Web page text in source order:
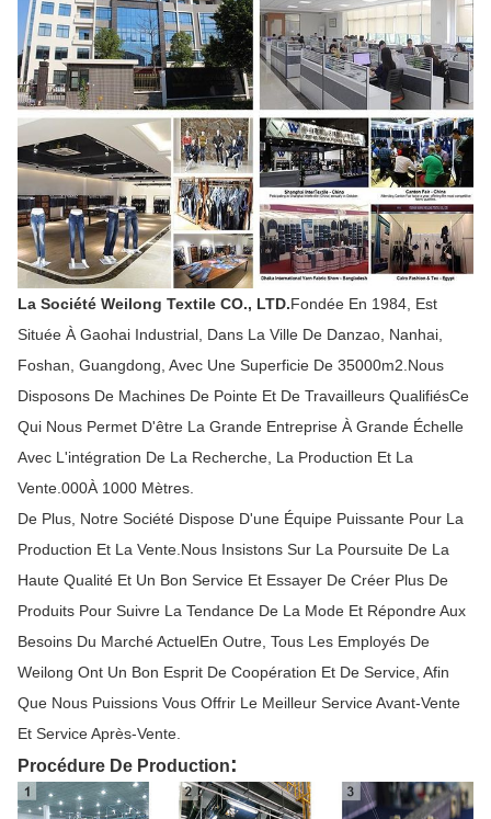
La Société Weilong Textile CO., LTD.Fondée En 1984, Est
Située À Gaohai Industrial, Dans La Ville De Danzao, Nanhai,
Foshan, Guangdong, Avec Une Superficie De 35000m2.Nous
Disposons De Machines De Pointe Et De Travailleurs QualifiésCe
Qui Nous Permet D'être La Grande Entreprise À Grande Échelle
Avec L'intégration De La Recherche, La Production Et La
Vente.000À 1000 Mètres.
De Plus, Notre Société Dispose D'une Équipe Puissante Pour La
Production Et La Vente.Nous Insistons Sur La Poursuite De La
Haute Qualité Et Un Bon Service Et Essayer De Créer Plus De
Produits Pour Suivre La Tendance De La Mode Et Répondre Aux
Besoins Du Marché ActuelEn Outre, Tous Les Employés De
Weilong Ont Un Bon Esprit De Coopération Et De Service, Afin
Que Nous Puissions Vous Offrir Le Meilleur Service Avant-Vente
Et Service Après-Vente.
Procédure De Production: